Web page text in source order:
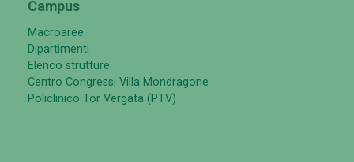
Campus
Macroaree
Dipartimenti
Elenco strutture
Centro Congressi Villa Mondragone
Policlinico Tor Vergata (PTV)